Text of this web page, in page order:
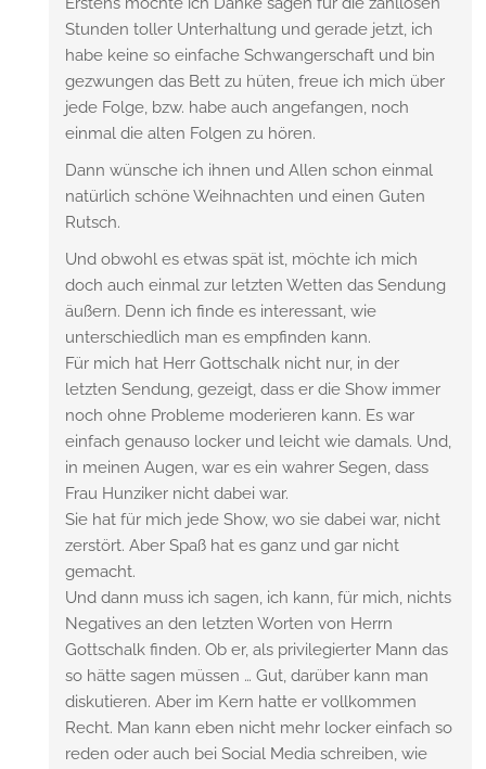
Stunden toller Unterhaltung und gerade jetzt, ich
habe keine so einfache Schwangerschaft und bin
gezwungen das Bett zu hüten, freue ich mich über
jede Folge, bzw. habe auch angefangen, noch
einmal die alten Folgen zu hören.
Dann wünsche ich ihnen und Allen schon einmal
natürlich schöne Weihnachten und einen Guten
Rutsch.
Und obwohl es etwas spät ist, möchte ich mich
doch auch einmal zur letzten Wetten das Sendung
äußern. Denn ich finde es interessant, wie
unterschiedlich man es empfinden kann.
Für mich hat Herr Gottschalk nicht nur, in der
letzten Sendung, gezeigt, dass er die Show immer
noch ohne Probleme moderieren kann. Es war
einfach genauso locker und leicht wie damals. Und,
in meinen Augen, war es ein wahrer Segen, dass
Frau Hunziker nicht dabei war.
Sie hat für mich jede Show, wo sie dabei war, nicht
zerstört. Aber Spaß hat es ganz und gar nicht
gemacht.
Und dann muss ich sagen, ich kann, für mich, nichts
Negatives an den letzten Worten von Herrn
Gottschalk finden. Ob er, als privilegierter Mann das
so hätte sagen müssen … Gut, darüber kann man
diskutieren. Aber im Kern hatte er vollkommen
Recht. Man kann eben nicht mehr locker einfach so
reden oder auch bei Social Media schreiben, wie